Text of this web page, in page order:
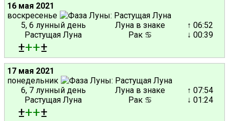
16 мая 2021
воскресенье
5, 6 лунный день
Растущая Луна
Луна в знаке
Рак ♋
↑ 06:52
↓ 00:39
±++±
17 мая 2021
понедельник
6, 7 лунный день
Растущая Луна
Луна в знаке
Рак ♋
↑ 07:54
↓ 01:24
±++±